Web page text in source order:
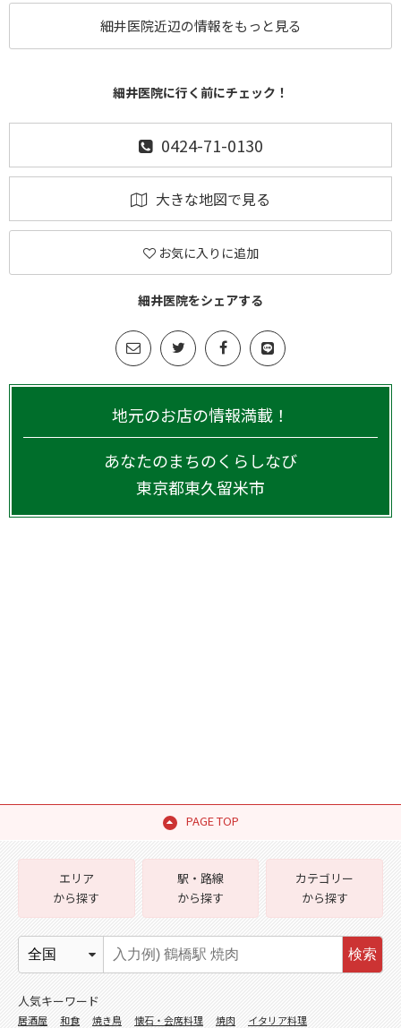
細井医院近辺の情報をもっと見る
細井医院に行く前にチェック！
0424-71-0130
大きな地図で見る
お気に入りに追加
細井医院をシェアする
地元のお店の情報満載！
あなたのまちのくらしなび
東京都東久留米市
PAGE TOP
エリア
から探す
駅・路線
から探す
カテゴリー
から探す
検索
人気キーワード
居酒屋 和食 焼き鳥 懐石・会席料理 焼肉
イタリア料理